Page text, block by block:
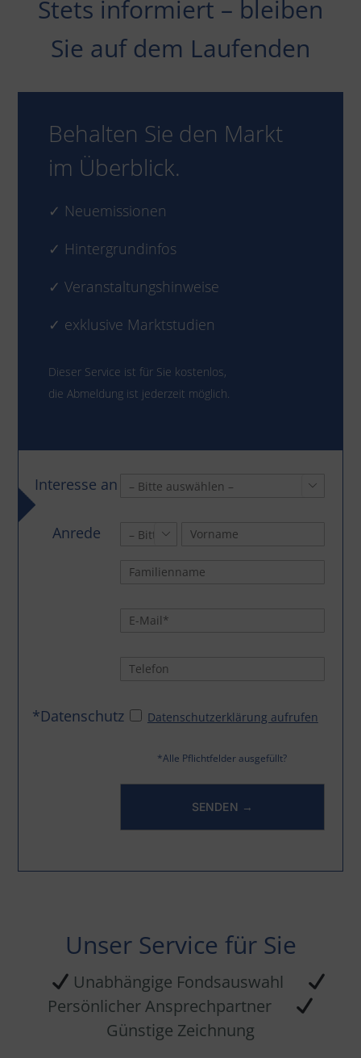
Stets informiert – bleiben
Sie auf dem Laufenden
Behalten Sie den Markt
im Überblick.
✓ Neuemissionen
✓ Hintergrundinfos
✓ Veranstaltungshinweise
✓ exklusive Marktstudien
Dieser Service ist für Sie kostenlos,
die Abmeldung ist jederzeit möglich.
Interesse an 
Anrede 
*Datenschutz Datenschutzerklärung aufrufen
*Alle Pflichtfelder ausgefüllt?
Unser Service für Sie
Unabhängige Fondsauswahl
Persönlicher Ansprechpartner
Günstige Zeichnung